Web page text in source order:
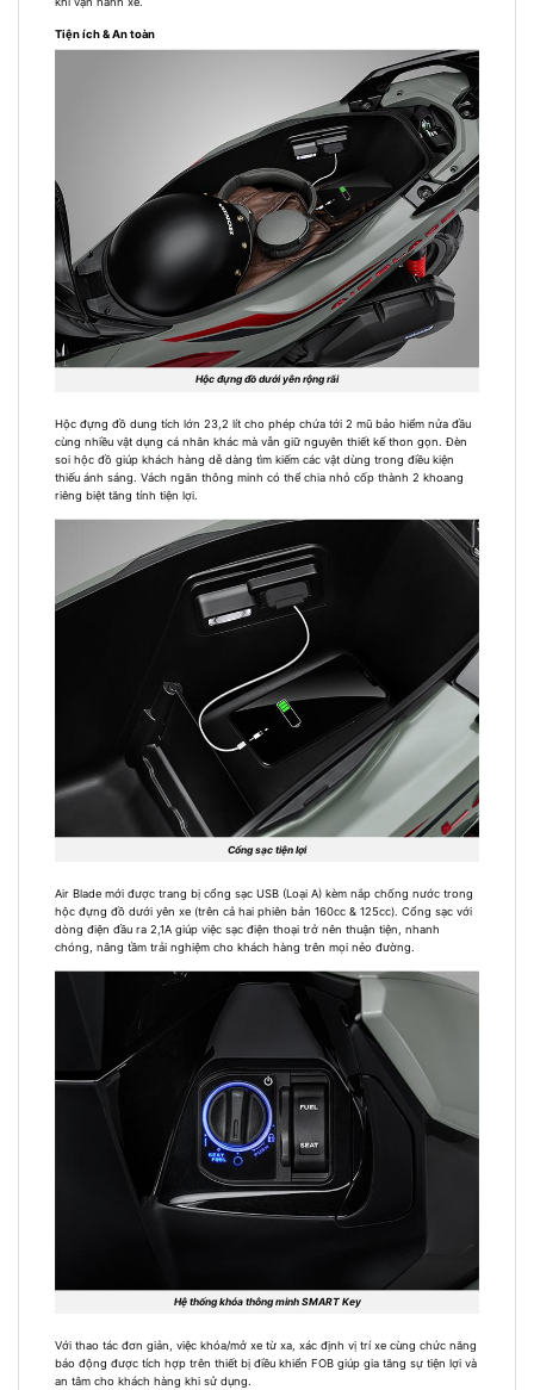
Tiện ích & An toàn
Hộc đựng đồ dưới yên rộng rãi
Hộc đựng đồ dung tích lớn 23,2 lít cho phép chứa tới 2 mũ bảo hiểm nửa đầu
cùng nhiều vật dụng cá nhân khác mà vẫn giữ nguyên thiết kế thon gọn. Đèn
soi hộc đồ giúp khách hàng dễ dàng tìm kiếm các vật dùng trong điều kiện
thiếu ánh sáng. Vách ngăn thông minh có thể chia nhỏ cốp thành 2 khoang
riêng biệt tăng tính tiện lợi.
Cổng sạc tiện lợi
Air Blade mới được trang bị cổng sạc USB (Loại A) kèm nắp chống nước trong
hộc đựng đồ dưới yên xe (trên cả hai phiên bản 160cc & 125cc). Cổng sạc với
dòng điện đầu ra 2,1A giúp việc sạc điện thoại trở nên thuận tiện, nhanh
chóng, nâng tầm trải nghiệm cho khách hàng trên mọi nẻo đường.
Hệ thống khóa thông minh SMART Key
Với thao tác đơn giản, việc khóa/mở xe từ xa, xác định vị trí xe cùng chức năng
báo động được tích hợp trên thiết bị điều khiển FOB giúp gia tăng sự tiện lợi và
an tâm cho khách hàng khi sử dụng.